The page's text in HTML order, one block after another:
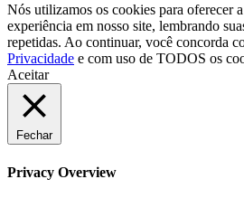
Nós utilizamos os cookies para oferecer
experiência em nosso site, lembrando
repetidas. Ao continuar, você concorda
Privacidade e com uso de TODOS os
Aceitar
Fechar
Privacy Overview